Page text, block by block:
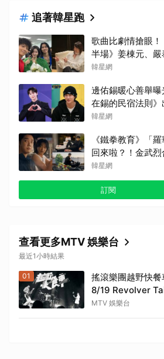
追著韓星跑
歌曲比劇情搶眼
半場》姜棟元、嚴
智賢組混聲團體，
韓星網
邊佑錫暖心善舉
在錫的民宿法則》
露：因他的捐款，
韓星網
《鐵拳教育》「
回來啦？！金武烈
高中混混拍廣告，
反應笑翻劇迷：根
篇！
韓星網
訂閱
查看更多MTV 娛樂台
最近1小時結果
01
搖滾樂團越野快餐
8/19 Revolver
MTV 娛樂台